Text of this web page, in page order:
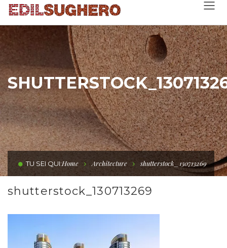
TU SEI QUI:Home Architecture shutterstock_130713269
shutterstock_130713269